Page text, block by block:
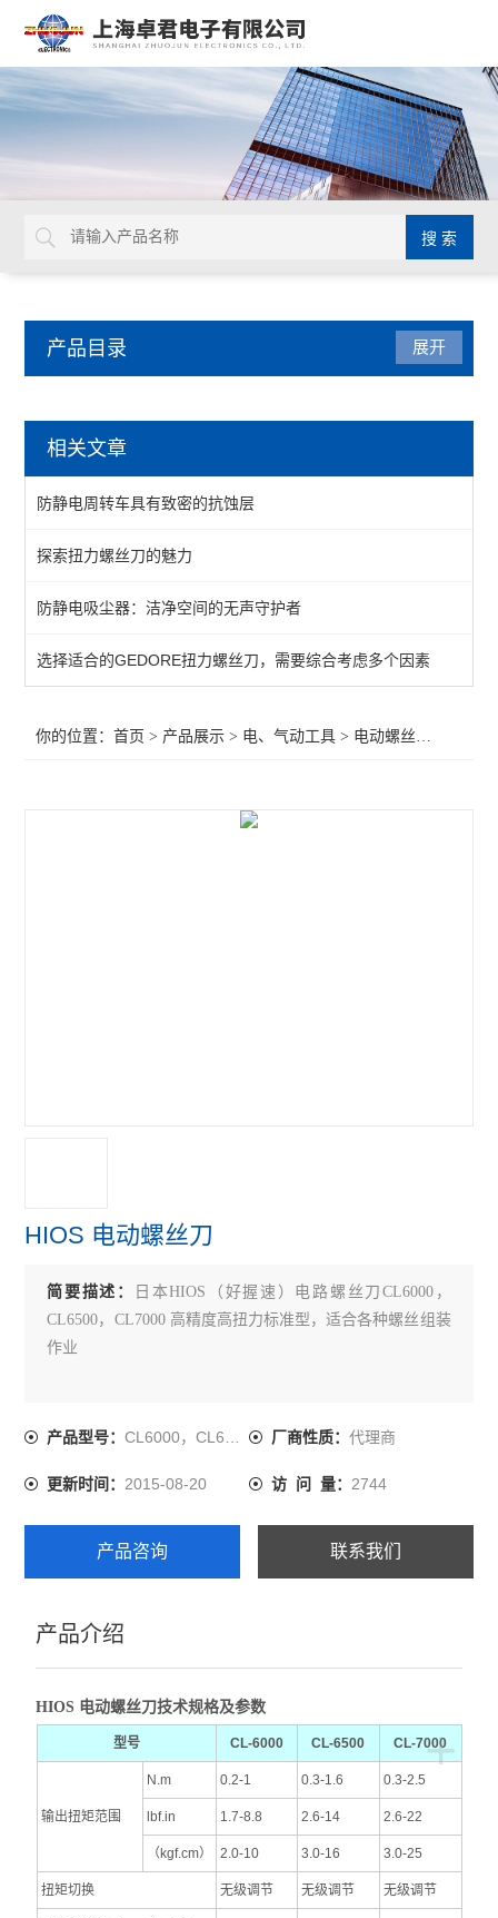
产品目录
起子头
电动螺丝刀
气动螺丝刀
查看全部 >>
展开
相关文章
防静电周转车具有致密的抗蚀层
探索扭力螺丝刀的魅力
防静电吸尘器：洁净空间的无声守护者
选择适合的GEDORE扭力螺丝刀，需要综合考虑多个因素
你的位置：首页 > 产品展示 > 电、气动工具 > 电动螺丝刀
HIOS 电动螺丝刀
简要描述：
日本HIOS（好握速）电路螺丝刀CL6000，
CL6500，CL7000 高精度高扭力标准型，适合各种螺丝组装
作业
产品型号：CL6000，CL6500，CL7000 厂商性质： 代理商
更新时间：2015-08-20 访 问 量： 2744
产品咨询 联系我们
产品介绍
HIOS 电动螺丝刀技术规格及参数
+
型号 CL-6000 CL-6500 CL-7000
输出扭矩范围
N.m 0.2-1 0.3-1.6 0.3-2.5
lbf.in 1.7-8.8 2.6-14 2.6-22
（kgf.cm） 2.0-10 3.0-16 3.0-25
扭矩切换 无级调节 无级调节 无级调节